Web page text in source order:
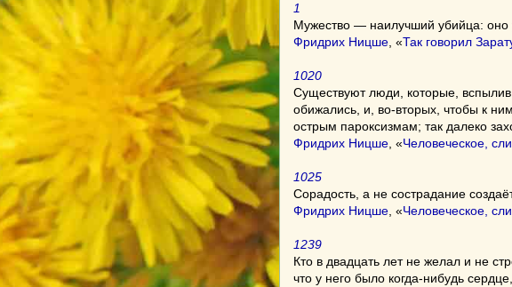
1
Мужество — наилучший убийца: оно
Фридрих Ницше , «Так говорил
1020
Существуют люди, которые,
обижались, и, во-вторых, чтобы к
острым пароксизмам; так далеко
Фридрих Ницше , «Человеческое,
1025
Сорадость, а не сострадание
Фридрих Ницше , «Человеческое,
1239
Кто в двадцать лет не желал и не
что у него было когда-нибудь